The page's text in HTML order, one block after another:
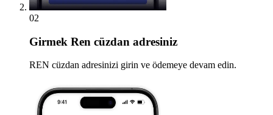
02
Girmek Ren cüzdan adresiniz
REN cüzdan adresinizi girin ve ödemeye devam edin.